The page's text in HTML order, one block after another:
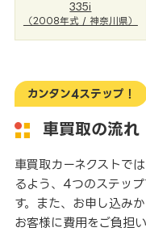
335i
（2008年式 / 神奈川県）
カンタン4ステップ！
車買取の流れ
車買取カーネクストで
るよう、4つのステッ
す。また、お申し込み
お客様に費用をご負担